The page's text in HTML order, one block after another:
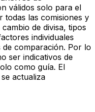
válidos solo para el
todas las comisiones y
de divisa, tipos
individuales
comparación. Por lo
ser indicativos de
como guía. El
actualiza